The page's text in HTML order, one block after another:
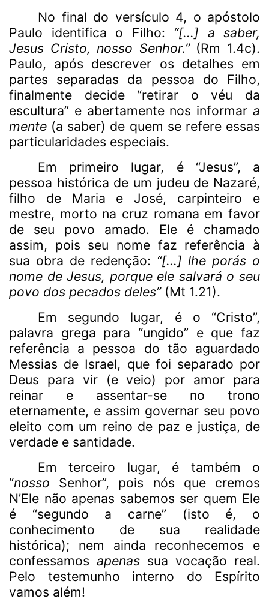
No final do versículo 4, o apóstolo
Paulo identifica o Filho: “[...] a saber,
Jesus Cristo, nosso Senhor.” (Rm 1.4c).
Paulo, após descrever os detalhes em
partes separadas da pessoa do Filho,
finalmente decide “retirar o véu da
escultura” e abertamente nos informar a
mente (a saber) de quem se refere essas
particularidades especiais.
Em primeiro lugar, é “Jesus”, a
pessoa histórica de um judeu de Nazaré,
filho de Maria e José, carpinteiro e
mestre, morto na cruz romana em favor
de seu povo amado. Ele é chamado
assim, pois seu nome faz referência à
sua obra de redenção: “[...] lhe porás o
nome de Jesus, porque ele salvará o seu
povo dos pecados deles”(Mt 1.21).
Em segundo lugar, é o “Cristo”,
palavra grega para “ungido” e que faz
referência a pessoa do tão aguardado
Messias de Israel, que foi separado por
Deus para vir (e veio) por amor para
reinar e assentar-se no trono
eternamente, e assim governar seu povo
eleito com um reino de paz e justiça, de
verdade e santidade.
Em terceiro lugar, é também o
“nosso Senhor”, pois nós que cremos
N’Ele não apenas sabemos ser quem Ele
é “segundo a carne” (isto é, o
conhecimento de sua realidade
histórica); nem ainda reconhecemos e
confessamos apenas sua vocação real.
Pelo testemunho interno do Espírito
vamos além!